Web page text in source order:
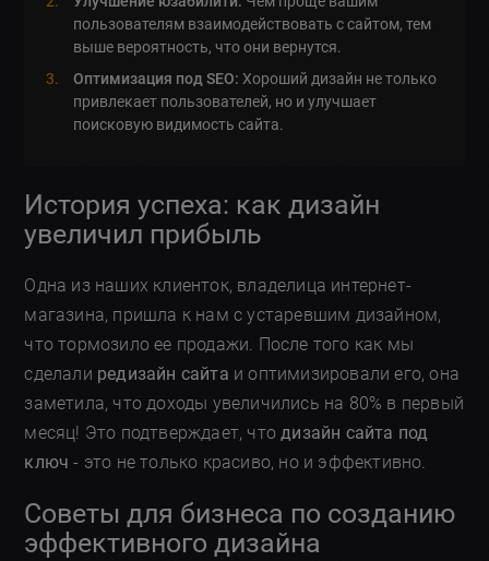
пользователям взаимодействовать с сайтом, тем
выше вероятность, что они вернутся.
Оптимизация под SEO: Хороший дизайн не только
привлекает пользователей, но и улучшает
поисковую видимость сайта.
История успеха: как дизайн
увеличил прибыль
Одна из наших клиенток, владелица интернет-
магазина, пришла к нам с устаревшим дизайном,
что тормозило ее продажи. После того как мы
сделали редизайн сайта и оптимизировали его, она
заметила, что доходы увеличились на 80% в первый
месяц! Это подтверждает, что дизайн сайта под
ключ - это не только красиво, но и эффективно.
Советы для бизнеса по созданию
эффективного дизайна